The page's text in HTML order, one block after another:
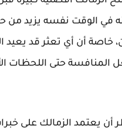
في الوقت نفسه يزيد
خاصة أن أي تعثر قد
المنافسة حتى اللحظات
أن يعتمد الزمالك على خبرات